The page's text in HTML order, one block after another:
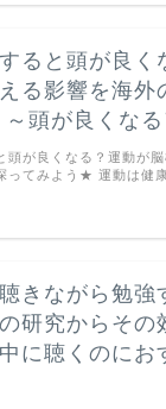
ると頭が良く
る影響を海外
頭が良くなる
が良くなる？運動が
ってみよう★ 運動は健
きながら勉強
研究からその
に聴くのにお